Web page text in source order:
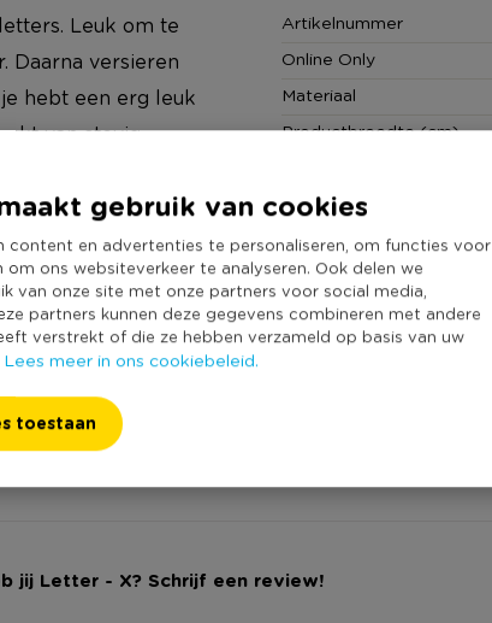
gebruik van cookies
content en advertenties te personaliseren, om functies voor
ons websiteverkeer te analyseren. Ook delen we
van onze site met onze partners voor social media,
partners kunnen deze gegevens combineren met andere
verstrekt of die ze hebben verzameld op basis van uw
Lees meer in ons cookiebeleid.
toestaan
Leuk om te
Daarna versieren
hebt een erg leuk
van stevig
je gaat plakken of
Artikelnummer
Online Only
Materiaal
Productbreedte (cm)
Productlengte (cm)
Duurzaamheidsscore
jij Letter - X? Schrijf een review!